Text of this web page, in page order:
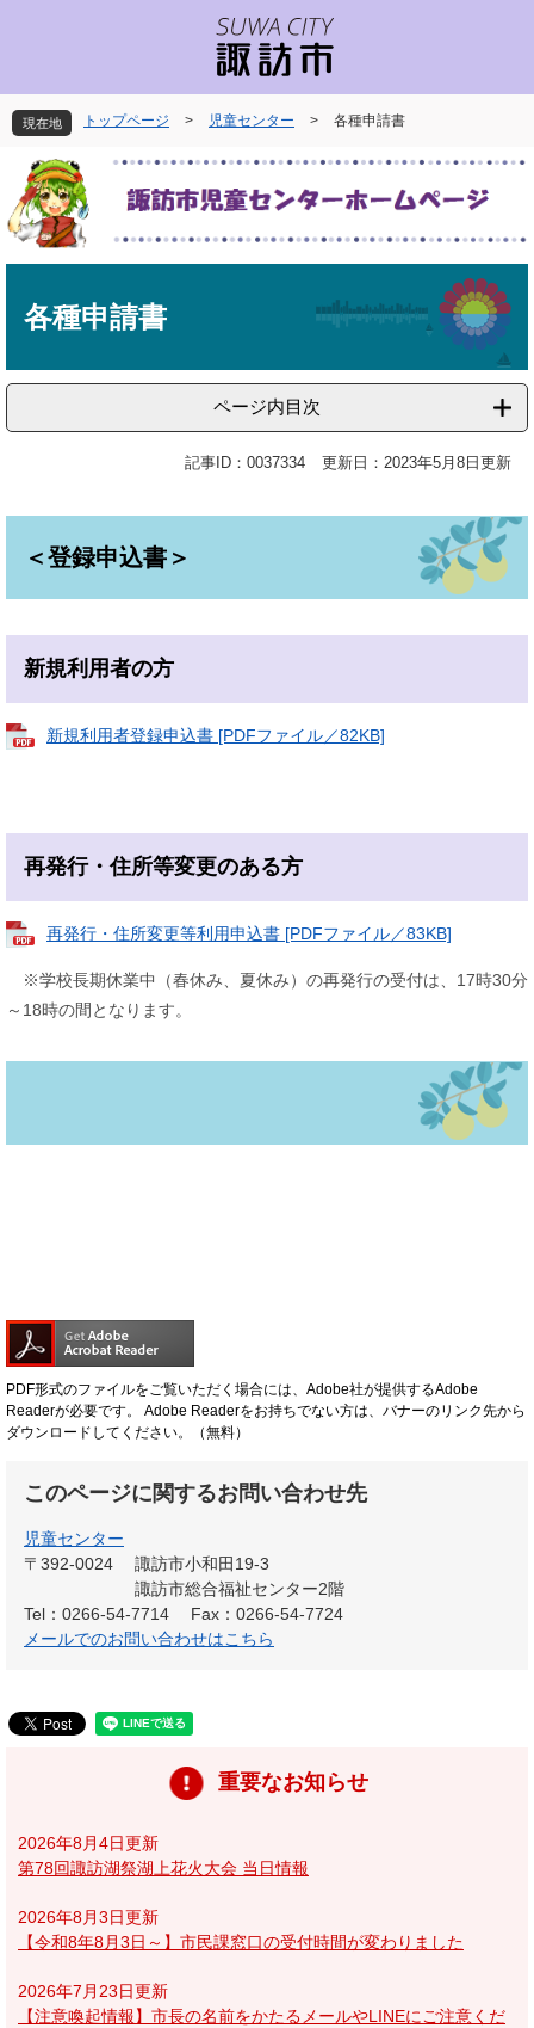
先
頭
。
を
飛
て
本
文
現在地 トップページ > 児童センター > 各種申請書
各種申請書
ページ内目次
記事ID：0037334 更新日：2023年5月8日更新
＜登録申込書＞
新規利用者の方
新規利用者登録申込書 [PDFファイル／82KB]
再発行・住所等変更のある方
再発行・住所変更等利用申込書 [PDFファイル／83KB]
※学校長期休業中（春休み、夏休み）の再発行の受付は、17時30分
～18時の間となります。
PDF形式のファイルをご覧いただく場合には、Adobe社が提供するAdobe
Readerが必要です。
Adobe Readerをお持ちでない方は、バナーのリンク先から
ダウンロードしてください。（無料）
このページに関するお問い合わせ先
児童センター
〒392-0024
諏訪市小和田19-3
諏訪市総合福祉センター2階
Tel：0266-54-7714
Fax：0266-54-7724
メールでのお問い合わせはこちら
重要なお知らせ
2026年8月4日更新
第78回諏訪湖祭湖上花火大会 当日情報
2026年8月3日更新
【令和8年8月3日～】市民課窓口の受付時間が変わりました
2026年7月23日更新
【注意喚起情報】市長の名前をかたるメールやLINEにご注意くだ